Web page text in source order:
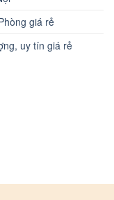
giá rẻ
uy tín giá rẻ